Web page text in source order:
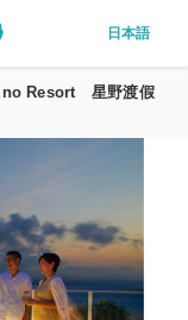
日本語
Resort 星野渡假